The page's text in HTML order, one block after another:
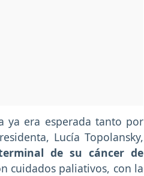
ya era esperada tanto por
Lucía Topolansky,
de su cáncer de
cuidados paliativos, con la